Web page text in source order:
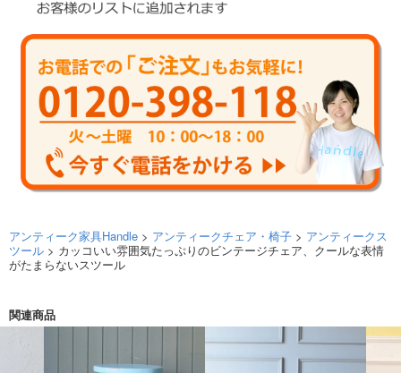
アンティーク家具Handle > アンティークチェア・椅子 > アンティークス
ツール > カッコいい雰囲気たっぷりのビンテージチェア、クールな表情
がたまらないスツール
関連商品